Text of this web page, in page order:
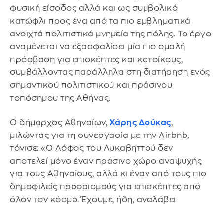
φυσική είσοδος αλλά και ως συμβολικό
κατώφλι προς ένα από τα πιο εμβληματικά
ανοιχτά πολιτιστικά μνημεία της πόλης. Το έργο
αναμένεται να εξασφαλίσει μία πιο ομαλή
πρόσβαση για επισκέπτες και κατοίκους,
συμβάλλοντας παράλληλα στη διατήρηση ενός
σημαντικού πολιτιστικού και πράσινου
τοπόσημου της Αθήνας.
Ο δήμαρχος Αθηναίων, Χάρης Δούκας,
μιλώντας για τη συνεργασία με την Airbnb,
τόνισε: «Ο Λόφος του Λυκαβηττού δεν
αποτελεί μόνο έναν πράσινο χώρο αναψυχής
για τους Αθηναίους, αλλά κι έναν από τους πιο
δημοφιλείς προορισμούς για επισκέπτες από
όλον τον κόσμο. Έχουμε, ήδη, αναλάβει